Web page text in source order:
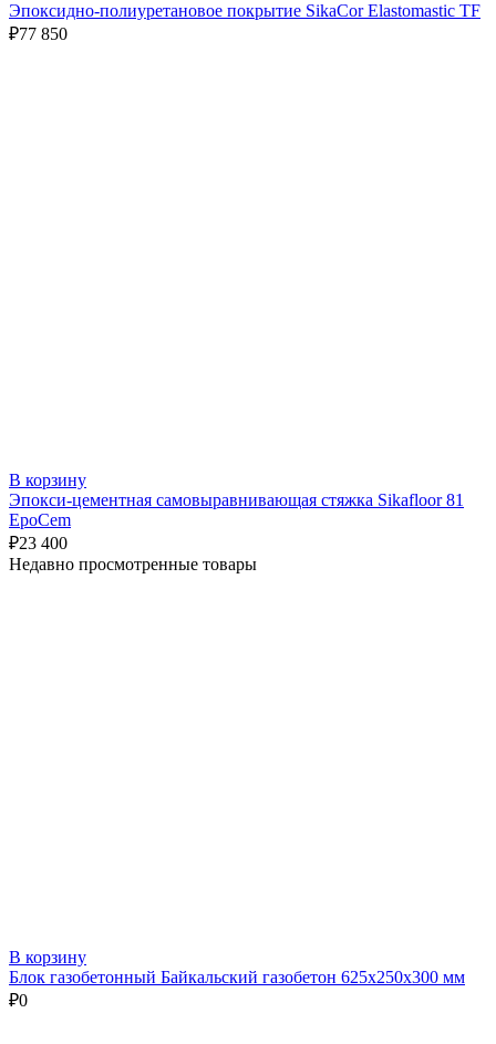
Эпоксидно-полиуретановое покрытие SikaСor Elastomastic TF
₽77 850
В корзину
Эпокси-цементная самовыравнивающая стяжка Sikafloor 81
EpoCem
₽23 400
Недавно просмотренные товары
В корзину
Блок газобетонный Байкальский газобетон 625х250х300 мм
₽0